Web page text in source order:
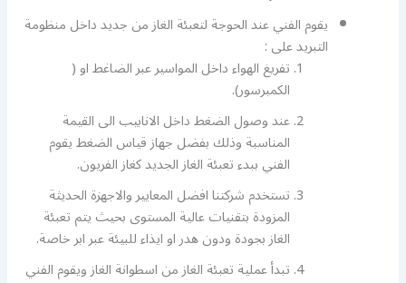
يقوم الفني عند الحوجة لتعبئة الغاز من جديد داخل منظومة
التبريد على :
تفريغ الهواء داخل المواسير عبر الضاغط او (
الكمبرسور).
عند وصول الضغط داخل الانابيب الى القيمة
المناسبة وذلك بفضل جهاز قياس الضغط يقوم
الفني ببدء تعبئة الغاز الجديد كغاز الفريون.
تستخدم شركتنا افضل المعايير والاجهزة الحديثة
المزودة بتقنيات عالية المستوى بحيث يتم تعبئة
الغاز بجودة ودون هدر او ايذاء للبيئة عبر ابر خاصة.
تبدأ عملية تعبئة الغاز من اسطوانة الغاز ويقوم الفني